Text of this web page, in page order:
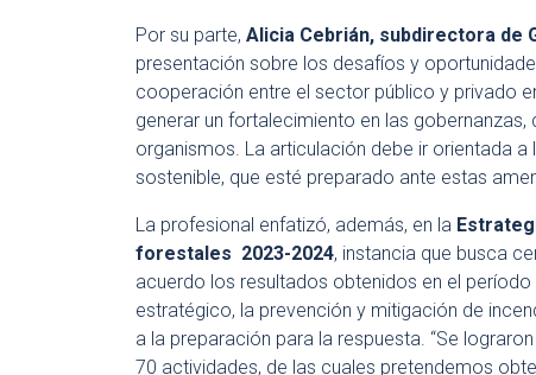
Por su parte, Alicia Cebrián, subdirectora de
presentación sobre los desafíos y
cooperación entre el sector público y privado
generar un fortalecimiento en las
organismos. La articulación debe ir orientada
sostenible, que esté preparado ante estas
La profesional enfatizó, además, en la
forestales 2023-2024, instancia que busca
acuerdo los resultados obtenidos en el
estratégico, la prevención y mitigación de
a la preparación para la respuesta. “Se
70 actividades, de las cuales pretendemos